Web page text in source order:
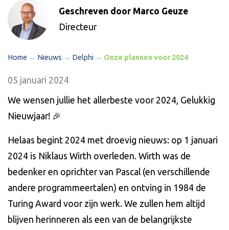
Geschreven door Marco Geuze
Directeur
Home → Nieuws → Delphi → Onze plannen voor 2024
05 januari 2024
We wensen jullie het allerbeste voor 2024, Gelukkig
Nieuwjaar! 🎉
Helaas begint 2024 met droevig nieuws: op 1 januari
2024 is Niklaus Wirth overleden. Wirth was de
bedenker en oprichter van Pascal (en verschillende
andere programmeertalen) en ontving in 1984 de
Turing Award voor zijn werk. We zullen hem altijd
blijven herinneren als een van de belangrijkste